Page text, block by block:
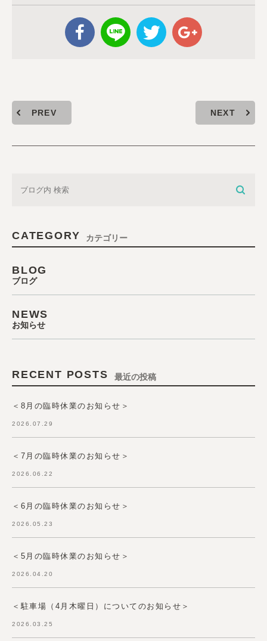
PREV NEXT
CATEGORY カテゴリー
BLOG
ブログ
NEWS
お知らせ
RECENT POSTS 最近の投稿
＜8月の臨時休業のお知らせ＞
2026.07.29
＜7月の臨時休業のお知らせ＞
2026.06.22
＜6月の臨時休業のお知らせ＞
2026.05.23
＜5月の臨時休業のお知らせ＞
2026.04.20
＜駐車場（4月木曜日）についてのお知らせ＞
2026.03.25